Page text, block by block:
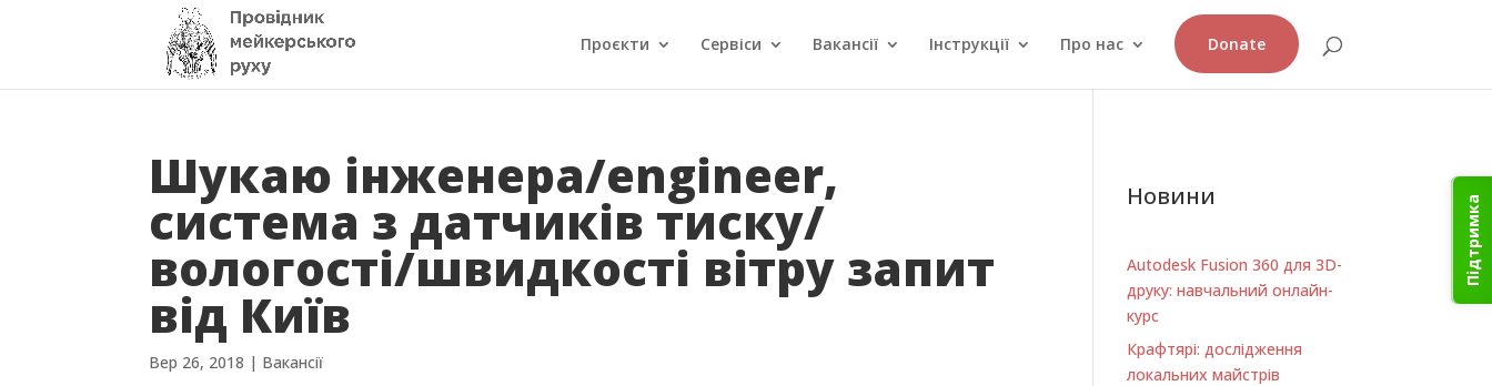
Підтримка
Проєкти Сервіси Вакансії Інструкції Про нас Donate
Шукаю інженера/engineer,
система з датчиків тиску/
вологості/швидкості вітру запит
від Київ
Вер 26, 2018 | Вакансії
Новини
Autodesk Fusion 360 для 3D-
друку: навчальний онлайн-
курс
Крафтярі: дослідження
локальних майстрів